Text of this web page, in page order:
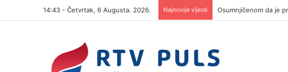
14:43 - Četvrtak, 6 Augusta. 2026. Najnovije vijesti Osumnjičenom da je